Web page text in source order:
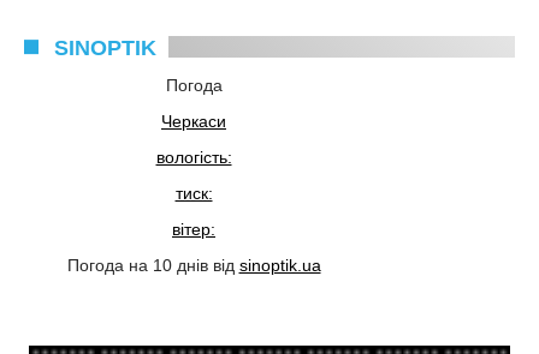
SINOPTIK
Погода
Черкаси
вологість:
тиск:
вітер:
Погода на 10 днів від sinoptik.ua